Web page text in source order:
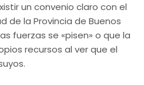
un convenio claro con el
de la Provincia de Buenos
fuerzas se «pisen» o que la
recursos al ver que el